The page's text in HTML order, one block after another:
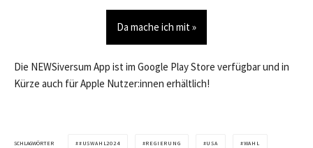
Da mache ich mit »
Die NEWSiversum App ist im Google Play Store verfügbar und in
Kürze auch für Apple Nutzer:innen erhältlich!
SCHLAGWÖRTER #USWAHL2024 REGIERUNG USA WAHL